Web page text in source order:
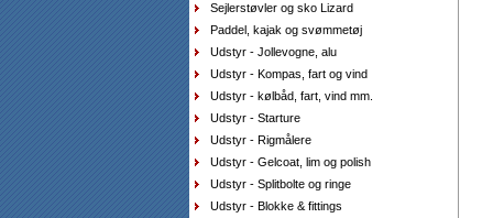
Pung Musto, sort
150,00
DKK90,00
Sejlerstøvler og sko Lizard
Paddel, kajak og svømmetøj
Udstyr - Jollevogne, alu
Udstyr - Kompas, fart og vind
Udstyr - kølbåd, fart, vind mm.
Udstyr - Starture
Udstyr - Rigmålere
Udstyr - Gelcoat, lim og polish
Udstyr - Splitbolte og ringe
Udstyr - Blokke & fittings